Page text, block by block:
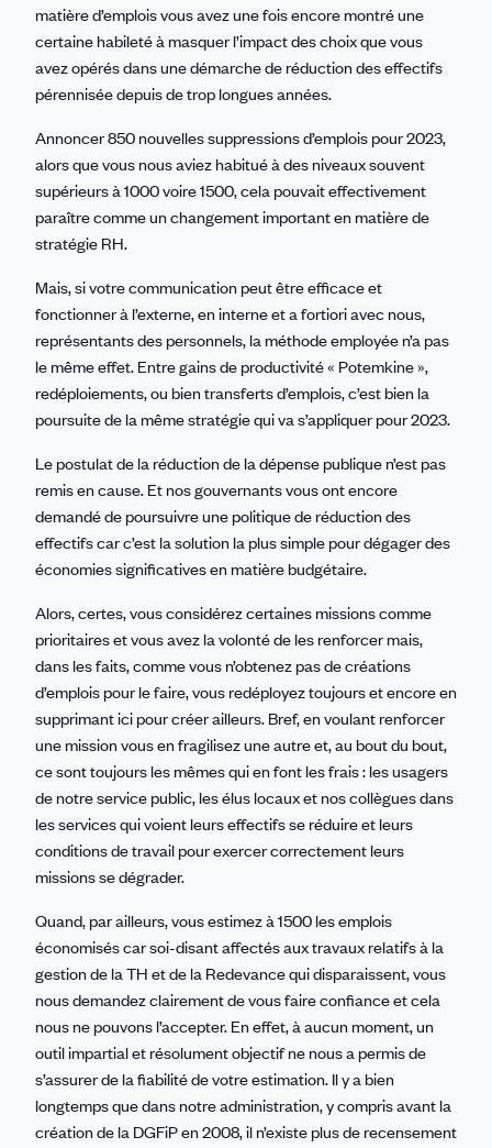
matière d’emplois vous avez une fois encore montré une
certaine habileté à masquer l’impact des choix que vous
avez opérés dans une démarche de réduction des effectifs
pérennisée depuis de trop longues années.
Annoncer 850 nouvelles suppressions d’emplois pour 2023,
alors que vous nous aviez habitué à des niveaux souvent
supérieurs à 1000 voire 1500, cela pouvait effectivement
paraître comme un changement important en matière de
stratégie RH.
Mais, si votre communication peut être efficace et
fonctionner à l’externe, en interne et a fortiori avec nous,
représentants des personnels, la méthode employée n’a pas
le même effet. Entre gains de productivité « Potemkine »,
redéploiements, ou bien transferts d’emplois, c’est bien la
poursuite de la même stratégie qui va s’appliquer pour 2023.
Le postulat de la réduction de la dépense publique n’est pas
remis en cause. Et nos gouvernants vous ont encore
demandé de poursuivre une politique de réduction des
effectifs car c’est la solution la plus simple pour dégager des
économies significatives en matière budgétaire.
Alors, certes, vous considérez certaines missions comme
prioritaires et vous avez la volonté de les renforcer mais,
dans les faits, comme vous n’obtenez pas de créations
d’emplois pour le faire, vous redéployez toujours et encore en
supprimant ici pour créer ailleurs. Bref, en voulant renforcer
une mission vous en fragilisez une autre et, au bout du bout,
ce sont toujours les mêmes qui en font les frais : les usagers
de notre service public, les élus locaux et nos collègues dans
les services qui voient leurs effectifs se réduire et leurs
conditions de travail pour exercer correctement leurs
missions se dégrader.
Quand, par ailleurs, vous estimez à 1500 les emplois
économisés car soi-disant affectés aux travaux relatifs à la
gestion de la TH et de la Redevance qui disparaissent, vous
nous demandez clairement de vous faire confiance et cela
nous ne pouvons l’accepter. En effet, à aucun moment, un
outil impartial et résolument objectif ne nous a permis de
s’assurer de la fiabilité de votre estimation. Il y a bien
longtemps que dans notre administration, y compris avant la
création de la DGFiP en 2008, il n’existe plus de recensement